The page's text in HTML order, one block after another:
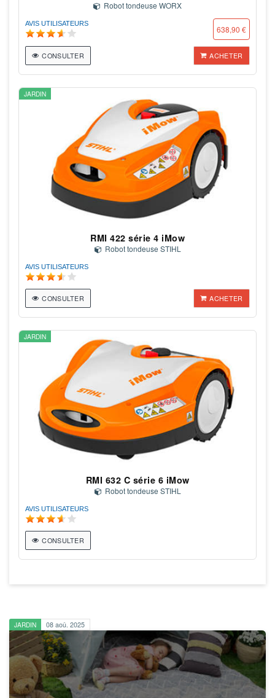
Robot tondeuse WORX
AVIS UTILISATEURS
638,90 €
CONSULTER ACHETER
JARDIN
RMI 422 série 4 iMow
Robot tondeuse STIHL
AVIS UTILISATEURS
CONSULTER ACHETER
JARDIN
RMI 632 C série 6 iMow
Robot tondeuse STIHL
AVIS UTILISATEURS
CONSULTER
JARDIN 08 aoû. 2025